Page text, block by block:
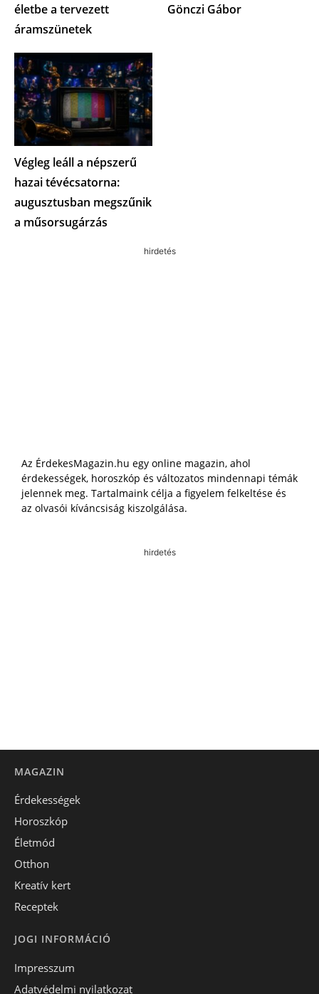
életbe a tervezett
áramszünetek
Gönczi Gábor
Végleg leáll a népszerű
hazai tévécsatorna:
augusztusban megszűnik
a műsorsugárzás
hirdetés
Az ÉrdekesMagazin.hu egy online magazin, ahol
érdekességek, horoszkóp és változatos mindennapi témák
jelennek meg. Tartalmaink célja a figyelem felkeltése és
az olvasói kíváncsiság kiszolgálása.
hirdetés
MAGAZIN
Érdekességek
Horoszkóp
Életmód
Otthon
Kreatív kert
Receptek
JOGI INFORMÁCIÓ
Impresszum
Adatvédelmi nyilatkozat